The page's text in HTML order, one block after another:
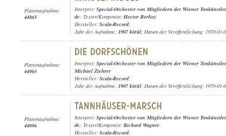
Plattenaufnahme:
44865
Interpret: Special-Orchester von Mitgliedern der Wiener Tonkünstler
dr.; Texter/Komponist: Hector Berlioz
Hersteller: Scala-Record;
Jahr der Aufnahme: 1907 körül; Datum der Veröffentlichung: 1970-01-
Plattenaufnahme:
44903
Interpret: Special-Orchester von Mitgliedern der Wiener Tonkünstler
Michael Ziehrer
Hersteller: Scala-Record;
Jahr der Aufnahme: 1907 körül; Datum der Veröffentlichung: 1970-01-
Plattenaufnahme:
44096
Interpret: Special-Orchester von Mitgliedern der Wiener Tonkünstler
dr.; Texter/Komponist: Richard Wagner
Hersteller: Scala-Record;